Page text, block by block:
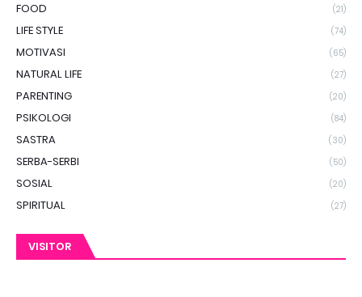
FOOD (21)
LIFE STYLE (74)
MOTIVASI (65)
NATURAL LIFE (27)
PARENTING (20)
PSIKOLOGI (84)
SASTRA (30)
SERBA-SERBI (50)
SOSIAL (20)
SPIRITUAL (27)
VISITOR